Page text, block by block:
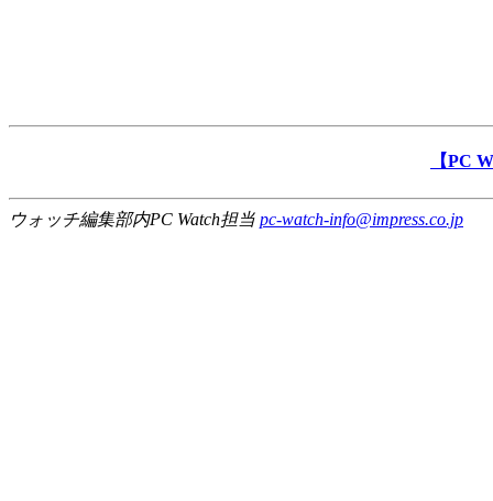
【PC
ウォッチ編集部内PC Watch担当 pc-watch-info@impress.co.jp